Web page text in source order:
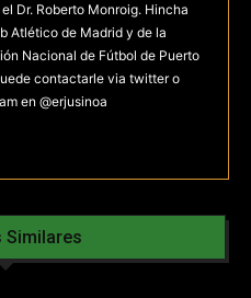
el Dr. Roberto Monroig. Hincha
Atlético de Madrid y de la
Nacional de Fútbol de Puerto
contactarle via twitter o
en @erjusinoa
Similares